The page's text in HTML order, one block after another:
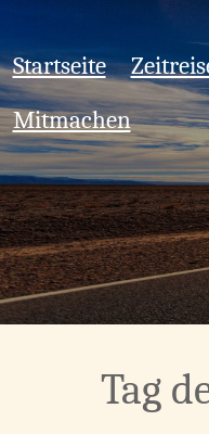
Startseite
Mitmachen
Tag